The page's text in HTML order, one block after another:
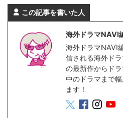
この記事を書いた人
海外ドラマNAVI
海外ドラマNAVI
信される海外ド
の最新作からド
中のドラマまで
ます！